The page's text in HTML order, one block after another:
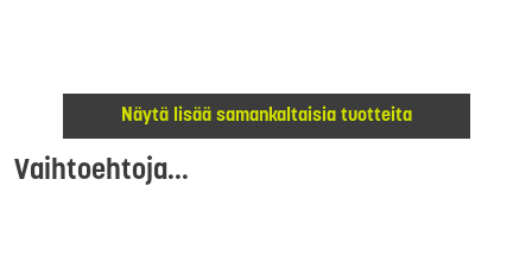
Näytä lisää samankaltaisia tuotteita
Vaihtoehtoja...